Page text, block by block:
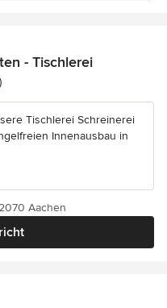
- Tischlerei
5 Sternen
Tischlerei Schreinerei
Innenausbau in
Aachen